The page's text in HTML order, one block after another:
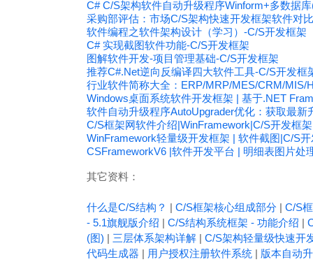
C# C/S架构软件自动升级程序Winform+多数据
采购部评估：市场C/S架构快速开发框架软件对
软件编程之软件架构设计（学习）-C/S开发框架
C# 实现截图软件功能-C/S开发框架
图解软件开发-项目管理基础-C/S开发框架
推荐C#.Net逆向反编译四大软件工具-C/S开发框
行业软件简称大全：ERP/MRP/MES/CRM/MIS/
Windows桌面系统软件开发框架 | 基于.NET
软件自动升级程序AutoUpgrader优化：获取最新
C/S框架网软件介绍|WinFramework|C/S开发框架
WinFramework轻量级开发框架 | 软件截图|C/S
CSFrameworkV6 |软件开发平台 | 明细表图片处
其它资料：
什么是C/S结构？ | C/S框架核心组成部分 | C/S
- 5.1旗舰版介绍 | C/S结构系统框架 - 功能介绍 |
(图) | 三层体系架构详解 | C/S架构轻量级快速开
代码生成器 | 用户授权注册软件系统 | 版本自动